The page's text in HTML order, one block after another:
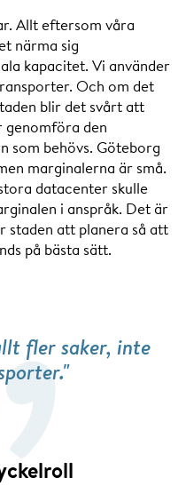
Allt eftersom våra
närma sig
kapacitet. Vi använder
Och om det
blir det svårt att
genomföra den
som behövs. Göteborg
marginalerna är små.
datacenter skulle
i anspråk. Det är
staden att planera så att
på bästa sätt.
fler saker, inte